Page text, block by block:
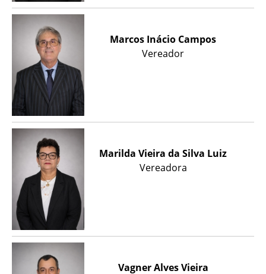
Marcos Inácio Campos
Vereador
Marilda Vieira da Silva Luiz
Vereadora
Vagner Alves Vieira